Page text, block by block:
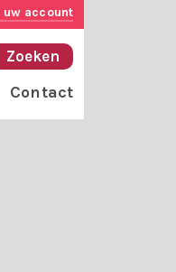
account
Contact